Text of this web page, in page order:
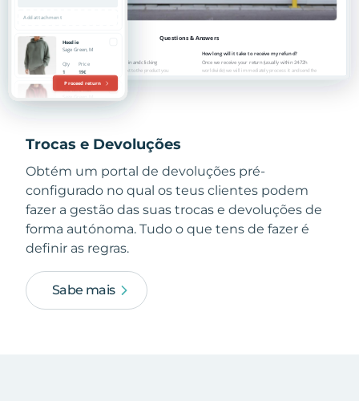
Trocas e Devoluções
Obtém um portal de devoluções pré-
configurado no qual os teus clientes podem
fazer a gestão das suas trocas e devoluções de
forma autónoma. Tudo o que tens de fazer é
definir as regras.
Sabe mais